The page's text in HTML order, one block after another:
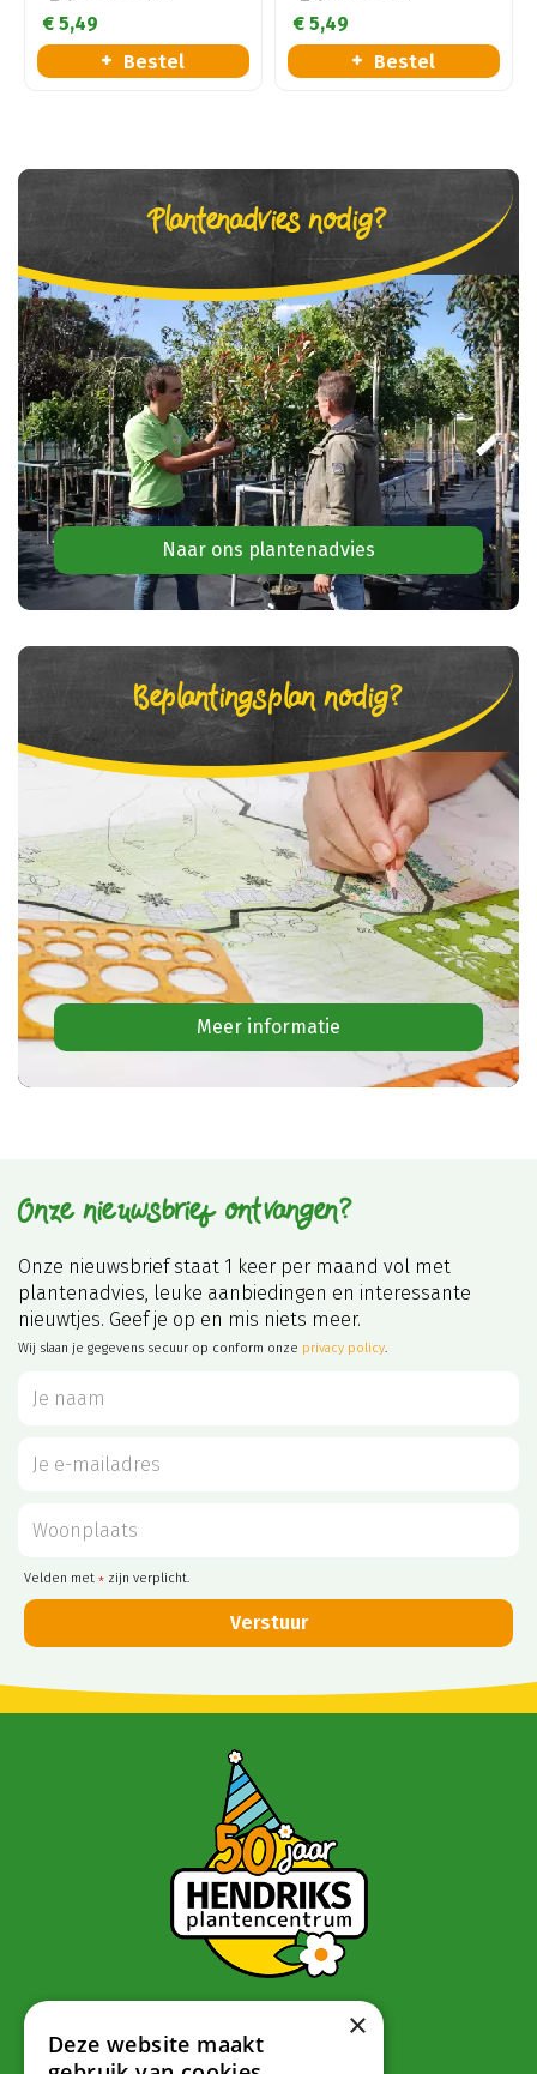
€ 5,49
Bestel
€ 5,49
Bestel
Plantenadvies nodig?
Naar ons plantenadvies
Beplantingsplan nodig?
Meer informatie
Onze nieuwsbrief ontvangen?
Onze nieuwsbrief staat 1 keer per maand vol met
plantenadvies, leuke aanbiedingen en interessante
nieuwtjes. Geef je op en mis niets meer.
Wij slaan je gegevens secuur op conform onze privacy policy.
Velden met * zijn verplicht.
×
Deze website maakt